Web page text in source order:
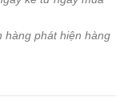
hàng phát hiện hàng